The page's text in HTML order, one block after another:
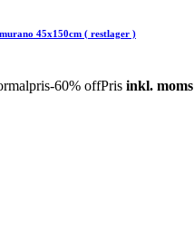
45x150cm ( restlager )
-60% offPris inkl. moms